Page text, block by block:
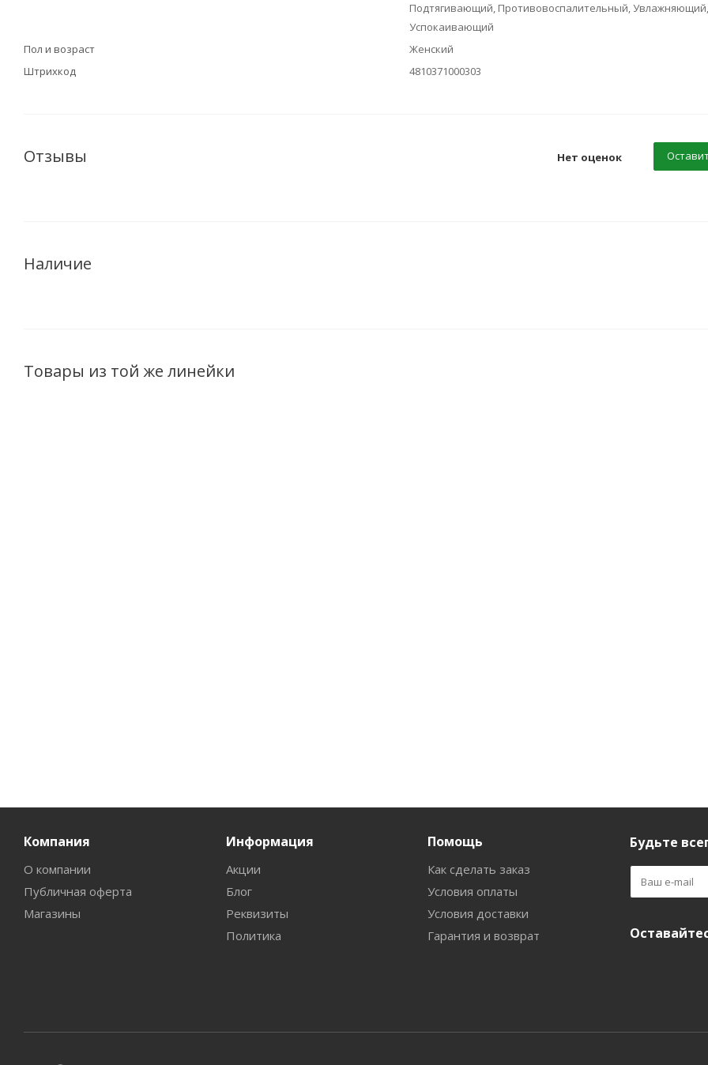
Подтягивающий, Противовоспалительный, Увлажняющий,
Успокаивающий
Пол и возраст
Женский
Штрихкод
4810371000303
Отзывы Нет оценок
Наличие
Товары из той же линейки
Компания
О компании
Публичная оферта
Магазины
Информация
Акции
Блог
Реквизиты
Политика
Помощь
Как сделать заказ
Условия оплаты
Условия доставки
Гарантия и возврат
Будьте